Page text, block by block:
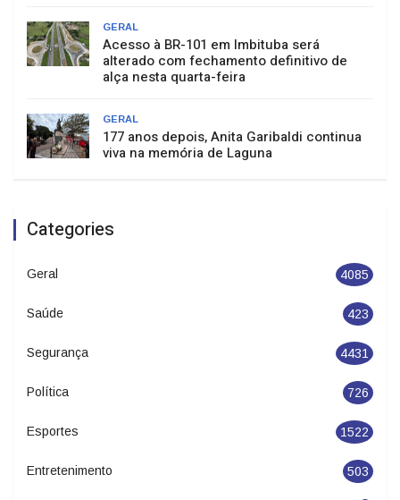
GERAL
Acesso à BR-101 em Imbituba será
alterado com fechamento definitivo de
alça nesta quarta-feira
GERAL
177 anos depois, Anita Garibaldi continua
viva na memória de Laguna
Categories
Geral 4085
Saúde 423
Segurança 4431
Política 726
Esportes 1522
Entretenimento 503